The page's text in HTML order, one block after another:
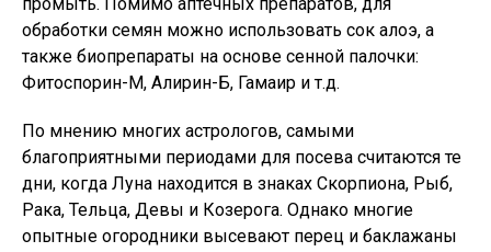
обработки семян можно использовать сок алоэ, а
также биопрепараты на основе сенной палочки:
Фитоспорин-М, Алирин-Б, Гамаир и т.д.
По мнению многих астрологов, самыми
благоприятными периодами для посева считаются те
дни, когда Луна находится в знаках Скорпиона, Рыб,
Рака, Тельца, Девы и Козерога. Однако многие
опытные огородники высевают перец и баклажаны